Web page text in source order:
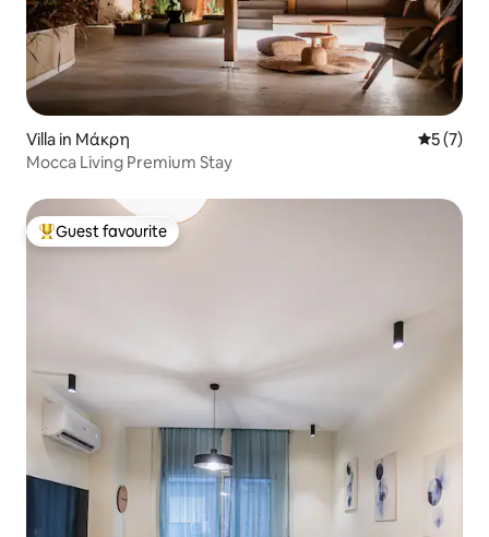
Villa in Μάκρη 5 out of
5 (7)
Mocca Living Premium Stay
Top guest favourite
Guest favourite